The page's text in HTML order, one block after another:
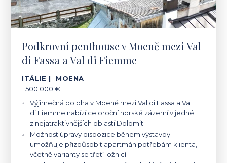
Podkrovní penthouse v Moeně mezi Val
di Fassa a Val di Fiemme
ITÁLIE | MOENA
1 500 000 €
Výjimečná poloha v Moeně mezi Val di Fassa a Val
di Fiemme nabízí celoroční horské zázemí v jedné
z nejatraktivnějších oblastí Dolomit.
Možnost úpravy dispozice během výstavby
umožňuje přizpůsobit apartmán potřebám klienta,
včetně varianty se třetí ložnicí.